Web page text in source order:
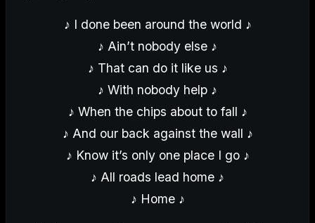
♪ I done been around the world ♪
♪ Ain’t nobody else ♪
♪ That can do it like us ♪
♪ With nobody help ♪
♪ When the chips about to fall ♪
♪ And our back against the wall ♪
♪ Know it’s only one place I go ♪
♪ All roads lead home ♪
♪ Home ♪